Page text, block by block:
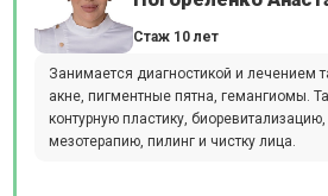
Стаж 10 лет
Занимается диагностикой и лечением
акне, пигментные пятна, гемангиомы.
контурную пластику, биоревитализацию,
мезотерапию, пилинг и чистку лица.